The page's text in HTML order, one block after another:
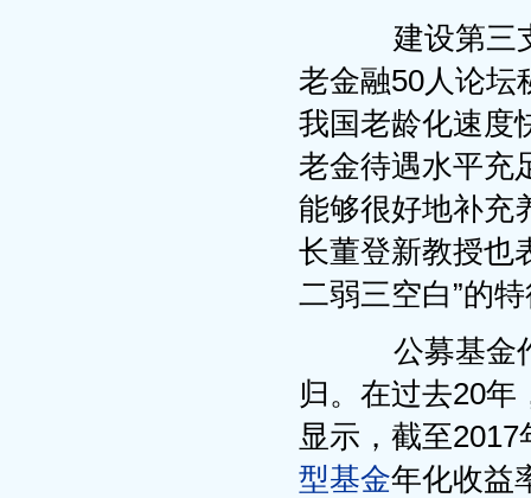
建设第三支
老金融50人论坛
我国老龄化速度
老金待遇水平充
能够很好地补充
长董登新教授也
二弱三空白”的
公募基金作
归。在过去20
显示，截至2017
型基金年化收益